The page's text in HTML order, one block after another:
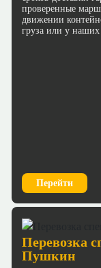
проверенные
движении
груза или у наших
Перейти
Перевозка
Пушкин